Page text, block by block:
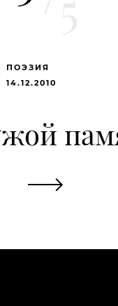
ПОЭЗИЯ
14.12.2010